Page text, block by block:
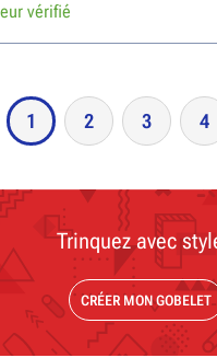
vérifié
1 2 3 4
Trinquez avec
CRÉER MON GOBELET